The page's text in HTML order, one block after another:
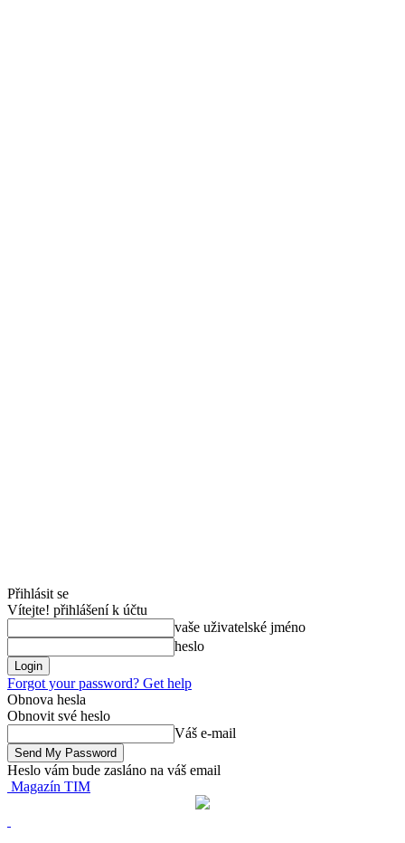
Přihlásit se
Vítejte! přihlášení k účtu
vaše uživatelské jméno
heslo
Forgot your password? Get help
Obnova hesla
Obnovit své heslo
Váš e-mail
Heslo vám bude zasláno na váš email
Magazín TIM